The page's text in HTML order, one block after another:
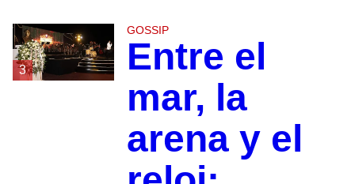
3
GOSSIP
Entre el
mar, la
arena y el